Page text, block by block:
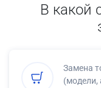
В какой
Замена
(модели,